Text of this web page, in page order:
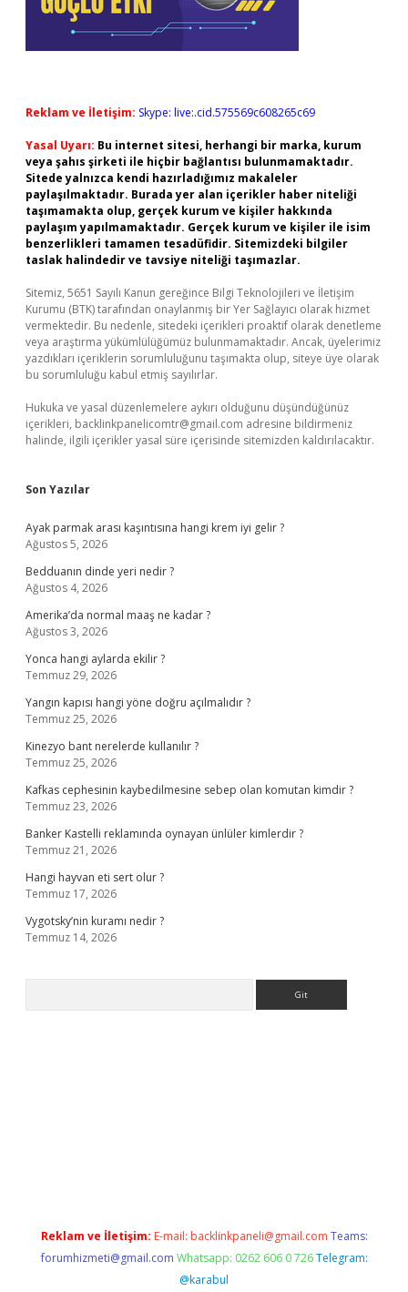
Reklam ve İletişim: Skype: live:.cid.575569c608265c69
Yasal Uyarı: Bu internet sitesi, herhangi bir marka, kurum
veya şahıs şirketi ile hiçbir bağlantısı bulunmamaktadır.
Sitede yalnızca kendi hazırladığımız makaleler
paylaşılmaktadır. Burada yer alan içerikler haber niteliği
taşımamakta olup, gerçek kurum ve kişiler hakkında
paylaşım yapılmamaktadır. Gerçek kurum ve kişiler ile isim
benzerlikleri tamamen tesadüfidir. Sitemizdeki bilgiler
taslak halindedir ve tavsiye niteliği taşımazlar.
Sitemiz, 5651 Sayılı Kanun gereğince Bilgi Teknolojileri ve İletişim
Kurumu (BTK) tarafından onaylanmış bir Yer Sağlayıcı olarak hizmet
vermektedir. Bu nedenle, sitedeki içerikleri proaktif olarak denetleme
veya araştırma yükümlülüğümüz bulunmamaktadır. Ancak, üyelerimiz
yazdıkları içeriklerin sorumluluğunu taşımakta olup, siteye üye olarak
bu sorumluluğu kabul etmiş sayılırlar.
Hukuka ve yasal düzenlemelere aykırı olduğunu düşündüğünüz
içerikleri, backlinkpanelicomtr@gmail.com adresine bildirmeniz
halinde, ilgili içerikler yasal süre içerisinde sitemizden kaldırılacaktır.
Son Yazılar
Ayak parmak arası kaşıntısına hangi krem iyi gelir ?
Ağustos 5, 2026
Bedduanın dinde yeri nedir ?
Ağustos 4, 2026
Amerika’da normal maaş ne kadar ?
Ağustos 3, 2026
Yonca hangi aylarda ekilir ?
Temmuz 29, 2026
Yangın kapısı hangi yöne doğru açılmalıdır ?
Temmuz 25, 2026
Kinezyo bant nerelerde kullanılır ?
Temmuz 25, 2026
Kafkas cephesinin kaybedilmesine sebep olan komutan kimdir ?
Temmuz 23, 2026
Banker Kastelli reklamında oynayan ünlüler kimlerdir ?
Temmuz 21, 2026
Hangi hayvan eti sert olur ?
Temmuz 17, 2026
Vygotsky’nin kuramı nedir ?
Temmuz 14, 2026
Reklam ve İletişim: E-mail: backlinkpaneli@gmail.com Teams:
forumhizmeti@gmail.com Whatsapp: 0262 606 0 726 Telegram:
@karabul